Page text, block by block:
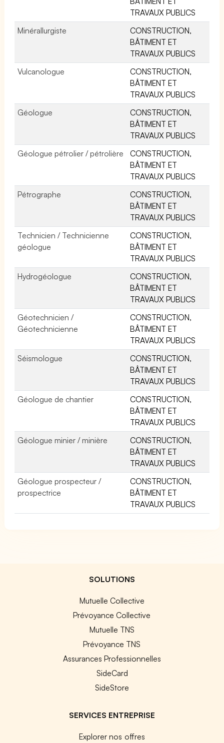
TRAVAUX PUBLICS
Minérallurgiste
CONSTRUCTION,
BÂTIMENT ET
TRAVAUX PUBLICS
Vulcanologue
CONSTRUCTION,
BÂTIMENT ET
TRAVAUX PUBLICS
Géologue
CONSTRUCTION,
BÂTIMENT ET
TRAVAUX PUBLICS
Géologue pétrolier / pétrolière
CONSTRUCTION,
BÂTIMENT ET
TRAVAUX PUBLICS
Pétrographe
CONSTRUCTION,
BÂTIMENT ET
TRAVAUX PUBLICS
Technicien / Technicienne
géologue
CONSTRUCTION,
BÂTIMENT ET
TRAVAUX PUBLICS
Hydrogéologue
CONSTRUCTION,
BÂTIMENT ET
TRAVAUX PUBLICS
Géotechnicien /
Géotechnicienne
CONSTRUCTION,
BÂTIMENT ET
TRAVAUX PUBLICS
Séismologue
CONSTRUCTION,
BÂTIMENT ET
TRAVAUX PUBLICS
Géologue de chantier
CONSTRUCTION,
BÂTIMENT ET
TRAVAUX PUBLICS
Géologue minier / minière
CONSTRUCTION,
BÂTIMENT ET
TRAVAUX PUBLICS
Géologue prospecteur /
prospectrice
CONSTRUCTION,
BÂTIMENT ET
TRAVAUX PUBLICS
SOLUTIONS
Mutuelle Collective
Prévoyance Collective
Mutuelle TNS
Prévoyance TNS
Assurances Professionnelles
SideCard
SideStore
SERVICES ENTREPRISE
Explorer nos offres